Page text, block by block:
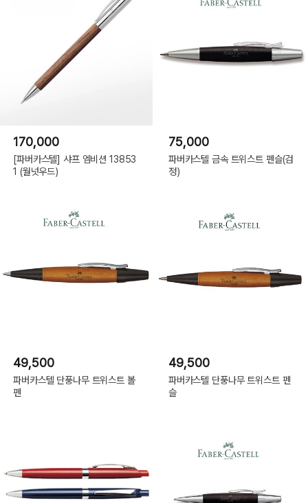
170,000
[파버카스텔] 샤프 엠비션 13853
1 (월넛우드)
75,000
파버카스텔 금속 트위스트 펜슬(검
정)
49,500
파버카스텔 단풍나무 트위스트 볼
펜
49,500
파버카스텔 단풍나무 트위스트 펜
슬